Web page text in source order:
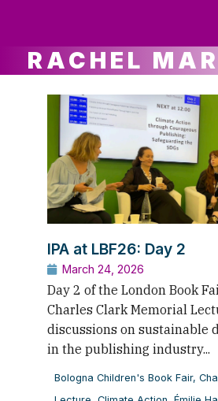
RACHEL
IPA at LBF26: Day 2
March 24, 2026
Day 2 of the London Book
Charles Clark Memorial
discussions on sustainable
in the publishing industry...
Bologna Children's Book Fair,